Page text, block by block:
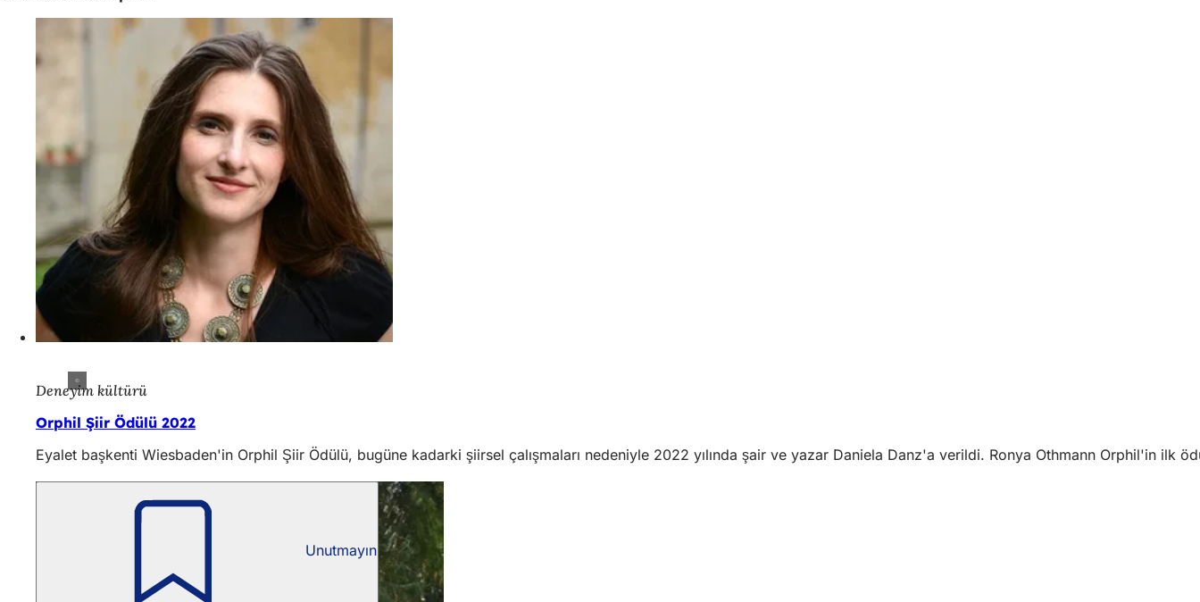
Deneyim kültürü
Orphil Şiir Ödülü 2022
Eyalet başkenti Wiesbaden'in Orphil Şiir Ödülü, bugüne kadarki şiirsel çalışmaları nedeniyle 2022 yılında şair ve yazar Daniela Danz'a verildi. Ronya Othmann Orphil'in ilk
Unutmayın